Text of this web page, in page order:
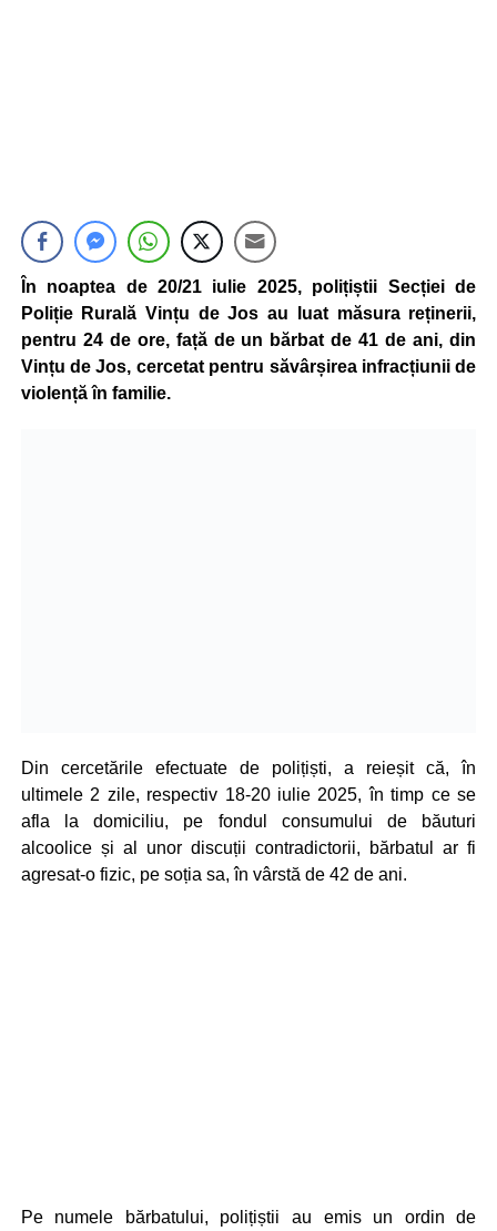
În noaptea de 20/21 iulie 2025, polițiștii Secției de
Poliție Rurală Vințu de Jos au luat măsura reținerii,
pentru 24 de ore, față de un bărbat de 41 de ani, din
Vințu de Jos, cercetat pentru săvârșirea infracțiunii de
violență în familie.
Din cercetările efectuate de polițiști, a reieșit că, în
ultimele 2 zile, respectiv 18-20 iulie 2025, în timp ce se
afla la domiciliu, pe fondul consumului de băuturi
alcoolice și al unor discuții contradictorii, bărbatul ar fi
agresat-o fizic, pe soția sa, în vârstă de 42 de ani.
Pe numele bărbatului, polițiștii au emis un ordin de